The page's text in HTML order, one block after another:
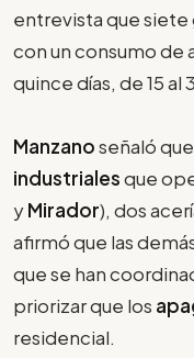
entrevista que siete
con un consumo de
quince días, de 15 al
Manzanoseñaló
industrialesque
yMirador), dos
afirmó que las
que se han
priorizar que los
residencial.